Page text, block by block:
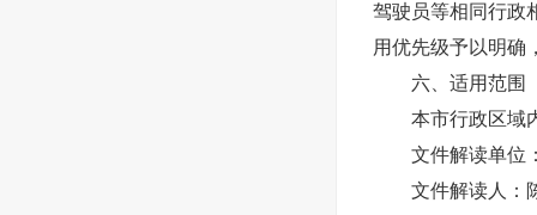
驾驶员等相同行政
用优先级予以明确
六、适用范围
本市行政区域内
文件解读单位：
文件解读人：